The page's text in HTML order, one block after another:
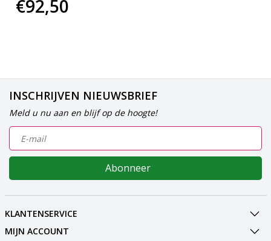
€92,50
INSCHRIJVEN NIEUWSBRIEF
Meld u nu aan en blijf op de hoogte!
Abonneer
KLANTENSERVICE
MIJN ACCOUNT